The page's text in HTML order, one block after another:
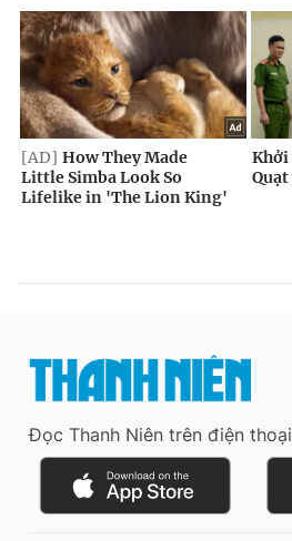
Đọc Thanh Niên trên điện thoại